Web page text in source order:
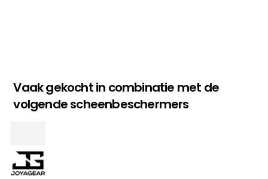
Vaak gekocht in combinatie met de
volgende scheenbeschermers